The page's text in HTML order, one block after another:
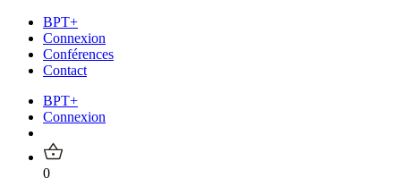
BPT+
Connexion
Conférences
Contact
BPT+
Connexion
0